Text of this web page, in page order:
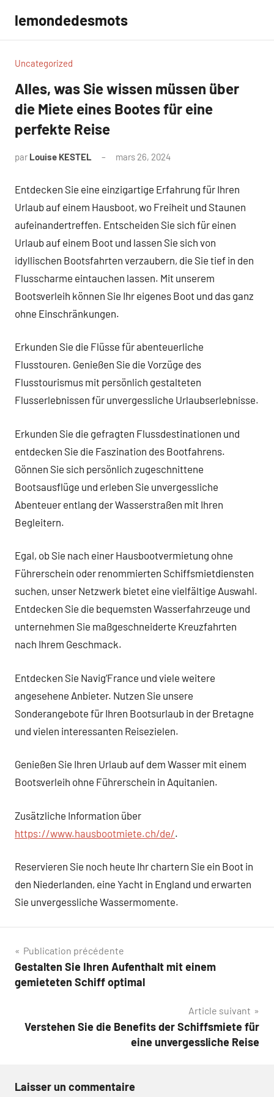
contenu
lemondedesmots
Uncategorized
Alles, was Sie wissen müssen über
die Miete eines Bootes für eine
perfekte Reise
par Louise KESTEL mars 26, 2024
Entdecken Sie eine einzigartige Erfahrung für Ihren
Urlaub auf einem Hausboot, wo Freiheit und Staunen
aufeinandertreffen. Entscheiden Sie sich für einen
Urlaub auf einem Boot und lassen Sie sich von
idyllischen Bootsfahrten verzaubern, die Sie tief in den
Flusscharme eintauchen lassen. Mit unserem
Bootsverleih können Sie Ihr eigenes Boot und das ganz
ohne Einschränkungen.
Erkunden Sie die Flüsse für abenteuerliche
Flusstouren. Genießen Sie die Vorzüge des
Flusstourismus mit persönlich gestalteten
Flusserlebnissen für unvergessliche Urlaubserlebnisse.
Erkunden Sie die gefragten Flussdestinationen und
entdecken Sie die Faszination des Bootfahrens.
Gönnen Sie sich persönlich zugeschnittene
Bootsausflüge und erleben Sie unvergessliche
Abenteuer entlang der Wasserstraßen mit Ihren
Begleitern.
Egal, ob Sie nach einer Hausbootvermietung ohne
Führerschein oder renommierten Schiffsmietdiensten
suchen, unser Netzwerk bietet eine vielfältige Auswahl.
Entdecken Sie die bequemsten Wasserfahrzeuge und
unternehmen Sie maßgeschneiderte Kreuzfahrten
nach Ihrem Geschmack.
Entdecken Sie Navig’France und viele weitere
angesehene Anbieter. Nutzen Sie unsere
Sonderangebote für Ihren Bootsurlaub in der Bretagne
und vielen interessanten Reisezielen.
Genießen Sie Ihren Urlaub auf dem Wasser mit einem
Bootsverleih ohne Führerschein in Aquitanien.
Zusätzliche Information über
https://www.hausbootmiete.ch/de/.
Reservieren Sie noch heute Ihr chartern Sie ein Boot in
den Niederlanden, eine Yacht in England und erwarten
Sie unvergessliche Wassermomente.
Navigation
de
Publication précédente
Gestalten Sie Ihren Aufenthalt mit einem
gemieteten Schiff optimal
Article suivant
Verstehen Sie die Benefits der Schiffsmiete für
eine unvergessliche Reise
Laisser un commentaire